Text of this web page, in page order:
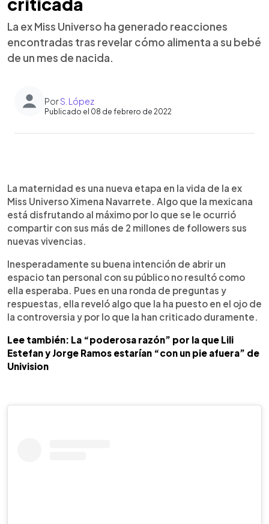
La ex Miss Universo ha generado reacciones
encontradas tras revelar cómo alimenta a su bebé
de un mes de nacida.
PorS. López
Publicado el 08 de febrero de 2022
► Escuchar artículo
La maternidad es una nueva etapa en la vida de la ex
Miss Universo Ximena Navarrete. Algo que la mexicana
está disfrutando al máximo por lo que se le ocurrió
compartir con sus más de 2 millones de followers sus
nuevas vivencias.
Inesperadamente su buena intención de abrir un
espacio tan personal con su público no resultó como
ella esperaba. Pues en una ronda de preguntas y
respuestas, ella reveló algo que la ha puesto en el ojo de
la controversia y por lo que la han criticado duramente.
Lee también: La “poderosa razón” por la que Lili
Estefan y Jorge Ramos estarían “con un pie afuera” de
Univision